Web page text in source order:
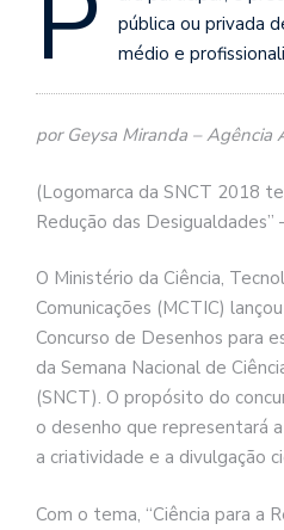
pública ou privada
médio e
por Geysa Miranda – Agência
(Logomarca da SNCT 2018
Redução das
O Ministério da Ciência,
Comunicações (MCTIC)
Concurso de Desenhos para
da Semana Nacional de
(SNCT). O propósito do
o desenho que representará
a criatividade e a divulgação
Com o tema, “Ciência para a